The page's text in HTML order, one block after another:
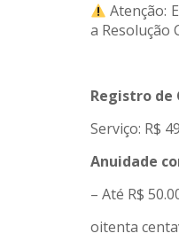
Atenção:
a Resolução
Registro de
Serviço: R$
Anuidade
– Até R$
oitenta